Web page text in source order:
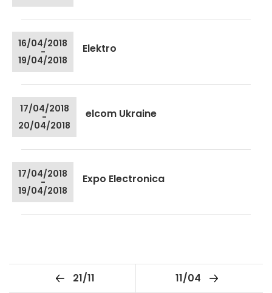
16/04/2018
-
19/04/2018
Elektro
17/04/2018
-
20/04/2018
elcom Ukraine
17/04/2018
-
19/04/2018
Expo Electronica
21/11 11/04